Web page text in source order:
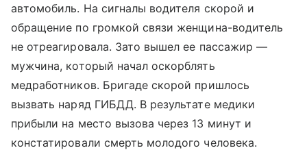
автомобиль. На сигналы водителя скорой и
обращение по громкой связи женщина-водитель
не отреагировала. Зато вышел ее пассажир —
мужчина, который начал оскорблять
медработников. Бригаде скорой пришлось
вызвать наряд ГИБДД. В результате медики
прибыли на место вызова через 13 минут и
констатировали смерть молодого человека.